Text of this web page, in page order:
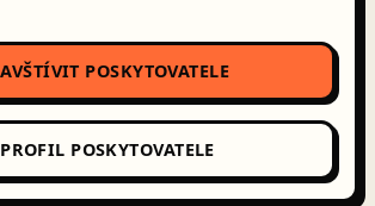
POSKYTOVATELE
PROFIL POSKYTOVATELE